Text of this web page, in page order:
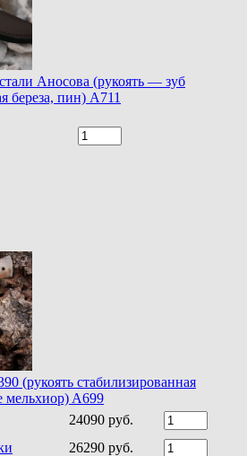
Аносова (рукоять — зуб
береза, пин) A711
(рукоять стабилизированная
мельхиор) A699
24090 руб.
26290 руб.